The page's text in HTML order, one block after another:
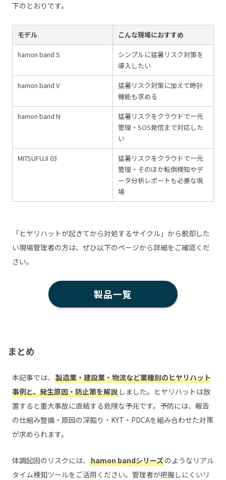
下のとおりです。
モデル こんな現場におすすめ
hamon band S
シンプルに猛暑リスク対策を
導入したい
hamon band V
猛暑リスク対策に加えて時計
機能も求める
hamon band N
猛暑リスクをクラウドで一元
管理・SOS発信まで対応した
い
MITSUFUJI 03
猛暑リスクをクラウドで一元
管理・そのほか転倒検知やデ
ータ分析レポートも必要な現
場
「ヒヤリハットが起きてから対処するサイクル」から脱却した
い現場管理者の方は、ぜひ以下のページから詳細をご確認くだ
さい。
製品一覧
まとめ
本記事では、 製造業・建設業・物流など業種別のヒヤリハット
事例と、発生原因・防止策を解説 しました。ヒヤリハットは放
置すると重大事故に直結する危険な予兆です。予防には、報告
の仕組み整備・原因の深掘り・KYT・PDCAを組み合わせた対策
が求められます。
体調起因のリスクには、 hamon bandシリーズのようなリアル
タイム検知ツールをご活用ください。管理者が把握しにくいリ